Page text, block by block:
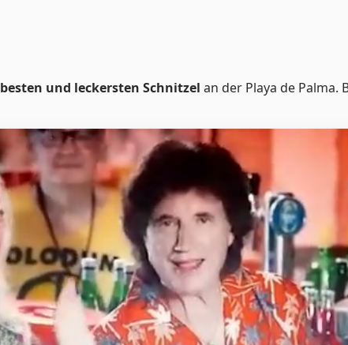
besten und leckersten Schnitzel an der Playa de Palma.